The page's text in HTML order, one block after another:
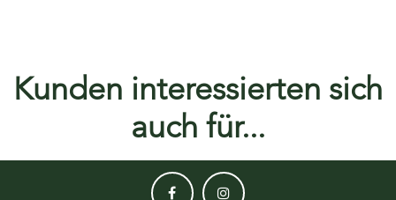
Kunden interessierten sich
auch für...